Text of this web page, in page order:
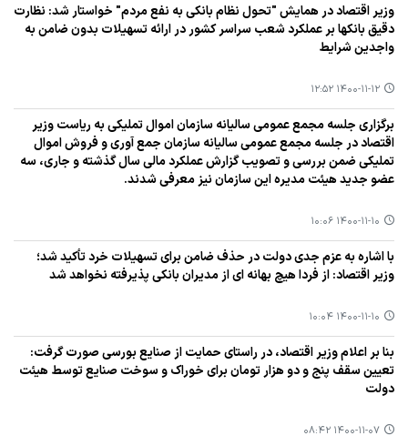
وزیر اقتصاد در همایش "تحول نظام بانكی به نفع مردم" خواستار شد: نظارت
دقیق بانكها بر عملكرد شعب سراسر كشور در ارائه تسهیلات بدون ضامن به
واجدین شرایط
۱۴۰۰-۱۱-۱۲ ۱۲:۵۲
برگزاری جلسه مجمع عمومی سالیانه سازمان اموال تملیكی به ریاست وزیر
اقتصاد در جلسه مجمع عمومی سالیانه سازمان جمع آوری و فروش اموال
تملیكی ضمن بررسی و تصویب گزارش عملكرد مالی سال گذشته و جاری، سه
عضو جدید هیئت مدیره این سازمان نیز معرفی شدند.
۱۴۰۰-۱۱-۱۰ ۱۰:۰۶
با اشاره به عزم جدی دولت در حذف ضامن برای تسهیلات خرد تأكید شد؛
وزیر اقتصاد: از فردا هیچ بهانه ای از مدیران بانكی پذیرفته نخواهد شد
۱۴۰۰-۱۱-۱۰ ۱۰:۰۴
بنا بر اعلام وزیر اقتصاد، در راستای حمایت از صنایع بورسی صورت گرفت:
تعیین سقف پنج و دو هزار تومان برای خوراك و سوخت صنایع توسط هیئت
دولت
۱۴۰۰-۱۱-۰۷ ۰۸:۴۲